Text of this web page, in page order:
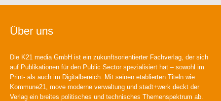
Über uns
Die K21 media GmbH ist ein zukunftsorientierter Fachverlag, der sich
auf Publikationen für den Public Sector spezialisiert hat – sowohl im
Print- als auch im Digitalbereich. Mit seinen etablierten Titeln wie
Kommune21, move moderne verwaltung und stadt+werk deckt der
Verlag ein breites politisches und technisches Themenspektrum ab.